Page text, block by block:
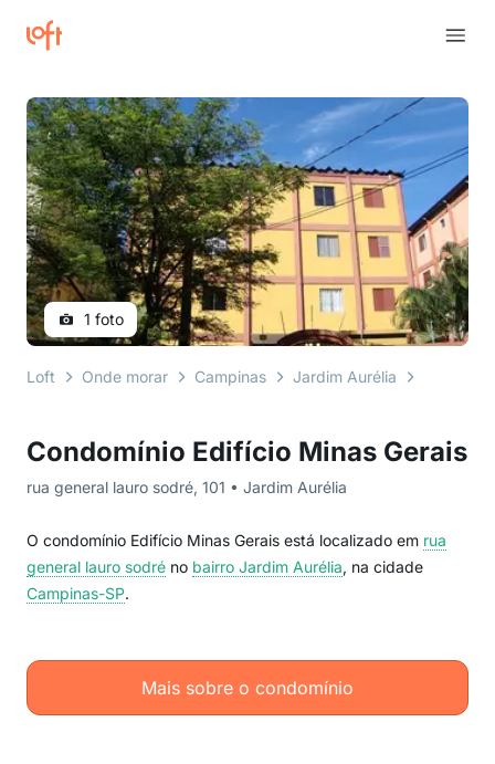
Condomínio Edifício Minas Gerais
rua general lauro sodré, 101 • Jardim Aurélia
O condomínio Edifício Minas Gerais está localizado em rua
general lauro sodré no bairro Jardim Aurélia, na cidade
Campinas-SP.
Mais sobre o condomínio
1 foto
Loft Onde morar Campinas Jardim Aurélia